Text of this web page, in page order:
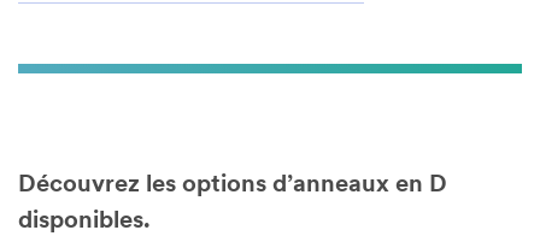
Découvrez les options d’anneaux en D
disponibles.